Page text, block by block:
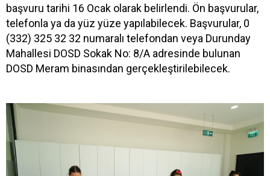
başvuru tarihi 16 Ocak olarak belirlendi. Ön başvurular,
telefonla ya da yüz yüze yapılabilecek. Başvurular, 0
(332) 325 32 32 numaralı telefondan veya Durunday
Mahallesi DOSD Sokak No: 8/A adresinde bulunan
DOSD Meram binasından gerçekleştirilebilecek.